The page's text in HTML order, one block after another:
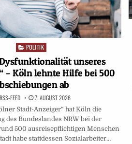
Posted
in
POLITIK
unseres
– Köln lehnte Hilfe bei 500
ab
RSS-FEED 7. AUGUST 2026
Stadt-Anzeiger“ hat Köln die
des Bundeslandes NRW bei der
500 ausreisepflichtigen Menschen
habe stattdessen Sozialarbeiter…